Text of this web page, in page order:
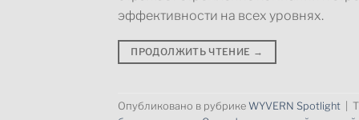
эффективности на всех уровнях.
ПРОДОЛЖИТЬ ЧТЕНИЕ →
Опубликовано в рубрике WYVERN Spotlight